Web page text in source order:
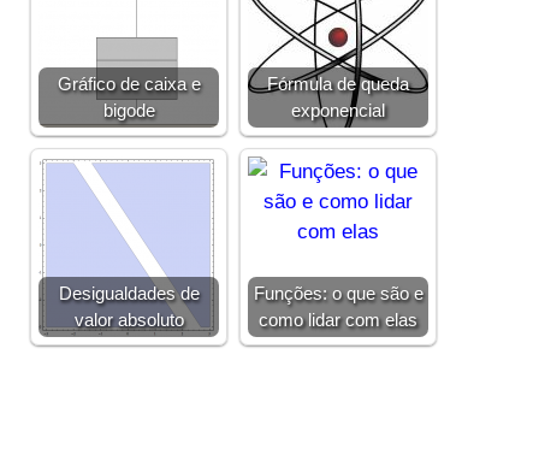
Gráfico de caixa e
bigode
Fórmula de queda
exponencial
Desigualdades de
valor absoluto
Funções: o que são e
como lidar com elas